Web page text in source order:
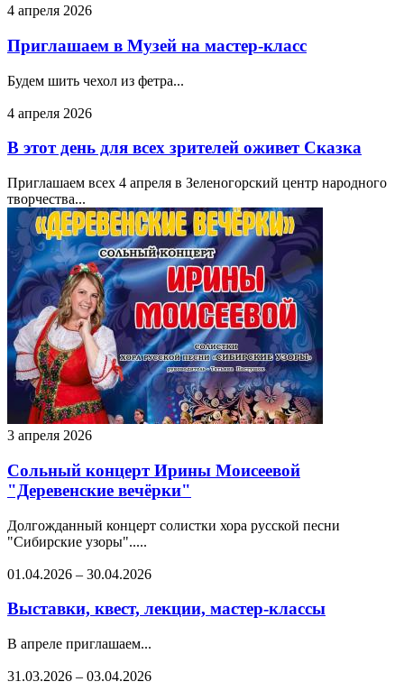
4 апреля 2026
Приглашаем в Музей на мастер-класс
Будем шить чехол из фетра...
4 апреля 2026
В этот день для всех зрителей оживет Сказка
Приглашаем всех 4 апреля в Зеленогорский центр народного
творчества...
3 апреля 2026
Сольный концерт Ирины Моисеевой
"Деревенские вечёрки"
Долгожданный концерт солистки хора русской песни
"Сибирские узоры".....
01.04.2026 – 30.04.2026
Выставки, квест, лекции, мастер-классы
В апреле приглашаем...
31.03.2026 – 03.04.2026